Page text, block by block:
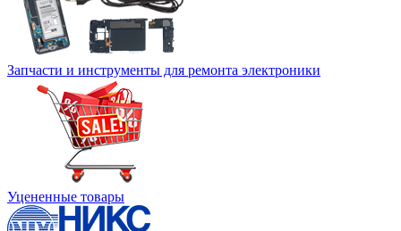
Запчасти и инструменты для ремонта электроники
Уцененные товары